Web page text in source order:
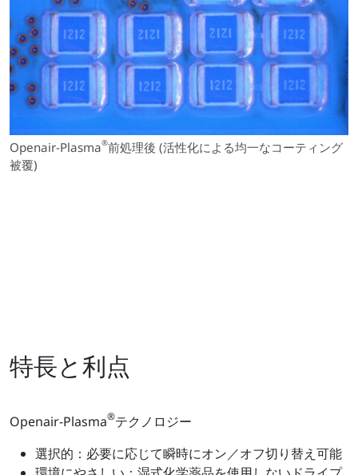
Openair-Plasma®前処理後 (活性化による均一なコーティング
被覆)
特長と利点
Openair-Plasma®テクノロジー
選択的：必要に応じて瞬時にオン／オフ切り替え可能